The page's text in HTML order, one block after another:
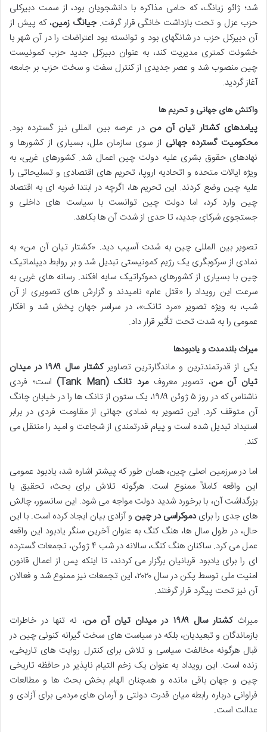
شد؛ ژائو زیانگ، که حامی مذاکره با دانشجویان بود، از سمت دبیرکلی
حزب عزل و تحت بازداشت خانگی قرار گرفت.جیانگ زمین، که پیش از
آن دبیرکل حزب در شانگهای بود و توانسته بود اعتراضات را در آن شهر با
خشونت کمتری مدیریت کند، به عنوان دبیرکل جدید حزب کمونیست
چین منصوب شد و عصر جدیدی از کنترل سفت و سخت حزب بر جامعه
آغاز گردید.
واکنش های جهانی و تحریم ها
پیامدهای کشتار تیان آن من در عرصه بین المللی نیز گسترده بود.
محکومیت گسترده جهانی از سوی سازمان ملل، بسیاری از کشورها و
نهادهای حقوق بشری علیه دولت چین اعمال شد. کشورهای غربی، به
ویژه ایالات متحده و اتحادیه اروپا، تحریم های اقتصادی و تسلیحاتی را
علیه چین وضع کردند. این تحریم ها، اگرچه در ابتدا ضربه ای به اقتصاد
چین وارد کرد، اما دولت چین توانست با سیاست های داخلی و
جستجوی شرکای جدید، تا حدی از شدت آن ها بکاهد.
تصویر بین المللی چین به شدت آسیب دید. «کشتار تیان آن من» به
نمادی از سرکوبگری یک رژیم کمونیستی تبدیل شد و بر روابط دیپلماتیک
چین با بسیاری از کشورهای دموکراتیک سایه افکند. رسانه های غربی به
سرعت این رویداد را «قتل عام» نامیدند و گزارش های تصویری از آن
شب، به ویژه تصویر «مرد تانک»، در سراسر جهان پخش شد و افکار
عمومی را به شدت تحت تأثیر قرار داد.
میراث بلندمدت و یادبودها
یکی از قدرتمندترین و ماندگارترین تصاویر
کشتار سال ۱۹۸۹ در میدان
تیان آن من، تصویر معروفمرد تانک (Tank Man)
است؛ فردی
ناشناس که در روز ۵ ژوئن ۱۹۸۹، یک ستون از تانک ها را در خیابان چانگ
آن متوقف کرد. این تصویر به نمادی جهانی از مقاومت فردی در برابر
استبداد تبدیل شده است و پیام قدرتمندی از شجاعت و امید را منتقل می
کند.
اما در سرزمین اصلی چین، همان طور که پیشتر اشاره شد، یادبود عمومی
این واقعه کاملاً ممنوع است. هرگونه تلاش برای بحث، تحقیق یا
بزرگداشت آن، با برخورد شدید دولت مواجه می شود. این سانسور، چالش
های جدی را برایدموکراسی در چین و آزادی بیان ایجاد کرده است. با این
حال، در طول سال ها، هنگ کنگ به عنوان آخرین سنگر یادبود این واقعه
عمل می کرد. ساکنان هنگ کنگ، سالانه در شب ۴ ژوئن، تجمعات گسترده
ای را برای یادبود قربانیان برگزار می کردند، تا اینکه پس از اعمال قانون
امنیت ملی توسط پکن در سال ۲۰۲۰، این تجمعات نیز ممنوع شد و فعالان
آن نیز تحت پیگرد قرار گرفتند.
میراثکشتار سال ۱۹۸۹ در میدان تیان آن من
، نه تنها در خاطرات
بازماندگان و تبعیدیان، بلکه در سیاست های سخت گیرانه کنونی چین در
قبال هرگونه مخالفت سیاسی و تلاش برای کنترل روایت های تاریخی،
زنده است. این رویداد به عنوان یک زخم التیام ناپذیر در حافظه تاریخی
چین و جهان باقی مانده و همچنان الهام بخش بحث ها و مطالعات
فراوانی درباره رابطه میان قدرت دولتی و آرمان های مردمی برای آزادی و
عدالت است.